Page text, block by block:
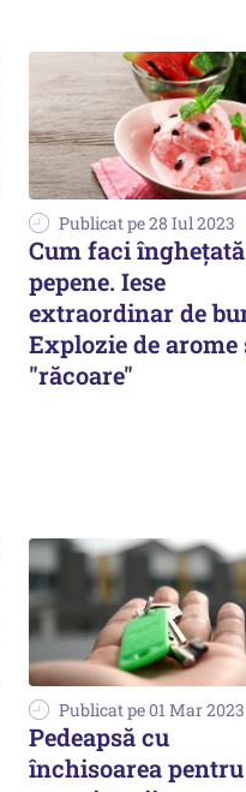
Publicat pe 28 Iul 2023
Cum faci
pepene. Iese
extraordinar de
Explozie de arome
"răcoare"
Publicat pe 01 Mar 2023
Pedeapsă cu
închisoarea pentru